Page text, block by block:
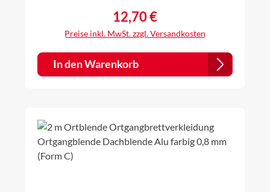
gekantet, daher ist es für uns kein Problem auch
andere Zuschnitte und Winkel nach Ihren
Vorstellungen anzufertigen. Einfach vor dem Kauf
anfragen.
Regulärer Preis:
12,70 €
Preise inkl. MwSt. zzgl. Versandkosten
In den Warenkorb